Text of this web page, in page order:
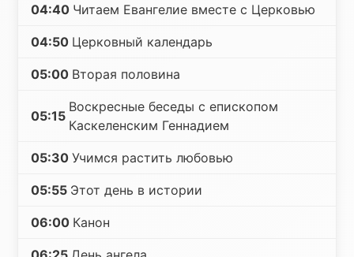
04:40 Читаем Евангелие вместе с Церковью
04:50 Церковный календарь
05:00 Вторая половина
05:15
Воскресные беседы с епископом
Каскеленским Геннадием
05:30 Учимся растить любовью
05:55 Этот день в истории
06:00 Канон